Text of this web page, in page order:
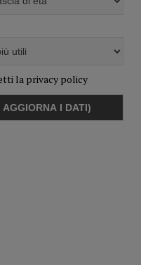
la privacy policy